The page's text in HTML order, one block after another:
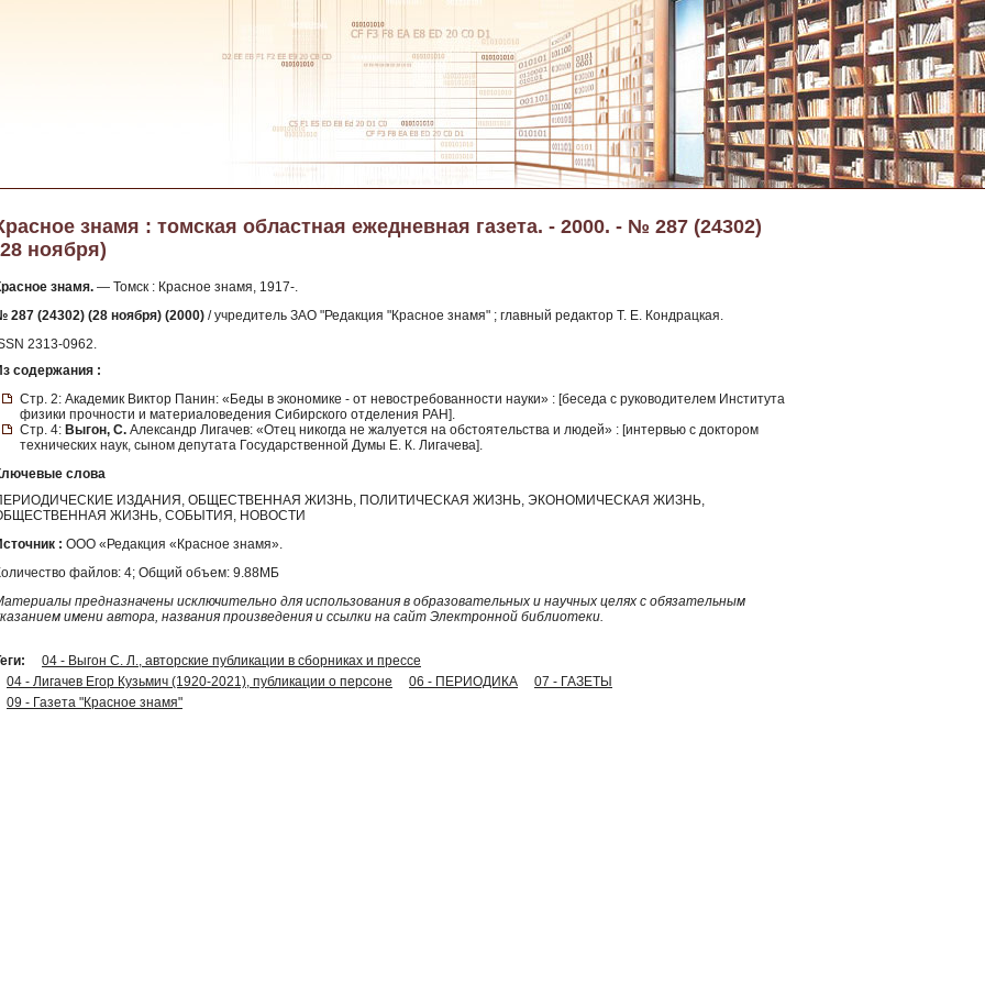
знамя : томская областная ежедневная газета. - 2000. - № 287 (24302)
ноября)
знамя. — Томск : Красное знамя, 1917-.
287 (24302) (28 ноября) (2000) / учредитель ЗАО "Редакция "Красное знамя" ; главный редактор Т. Е. Кондрацкая.
2313-0962.
содержания :
Стр. 2: Академик Виктор Панин: «Беды в экономике - от невостребованности науки» : [беседа с руководителем Института
физики прочности и материаловедения Сибирского отделения РАН].
Стр. 4: Выгон, С. Александр Лигачев: «Отец никогда не жалуется на обстоятельства и людей» : [интервью с доктором
технических наук, сыном депутата Государственной Думы Е. К. Лигачева].
слова
ИЗДАНИЯ, ОБЩЕСТВЕННАЯ ЖИЗНЬ, ПОЛИТИЧЕСКАЯ ЖИЗНЬ, ЭКОНОМИЧЕСКАЯ ЖИЗНЬ,
ЖИЗНЬ, СОБЫТИЯ, НОВОСТИ
: ООО «Редакция «Красное знамя».
файлов: 4; Общий объем: 9.88МБ
предназначены исключительно для использования в образовательных и научных целях с обязательным
имени автора, названия произведения и ссылки на сайт Электронной библиотеки.
04 - Выгон С. Л., авторские публикации в сборниках и прессе
04 - Лигачев Егор Кузьмич (1920-2021), публикации о персоне
06 - ПЕРИОДИКА
07 - ГАЗЕТЫ
09 - Газета "Красное знамя"